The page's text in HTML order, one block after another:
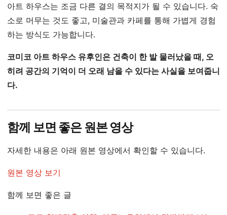
아트 하우스는 조금 다른 결의 목적지가 될 수 있습니다. 숙
소로 머무는 것도 좋고, 미술관과 카페를 통해 가볍게 경험
하는 방식도 가능합니다.
코미코 아트 하우스 유후인은 건축이 한 발 물러났을 때, 오
히려 공간의 기억이 더 오래 남을 수 있다는 사실을 보여줍니
다.
함께 보면 좋은 원본 영상
자세한 내용은 아래 원본 영상에서 확인할 수 있습니다.
원본 영상 보기
함께 보면 좋은 글